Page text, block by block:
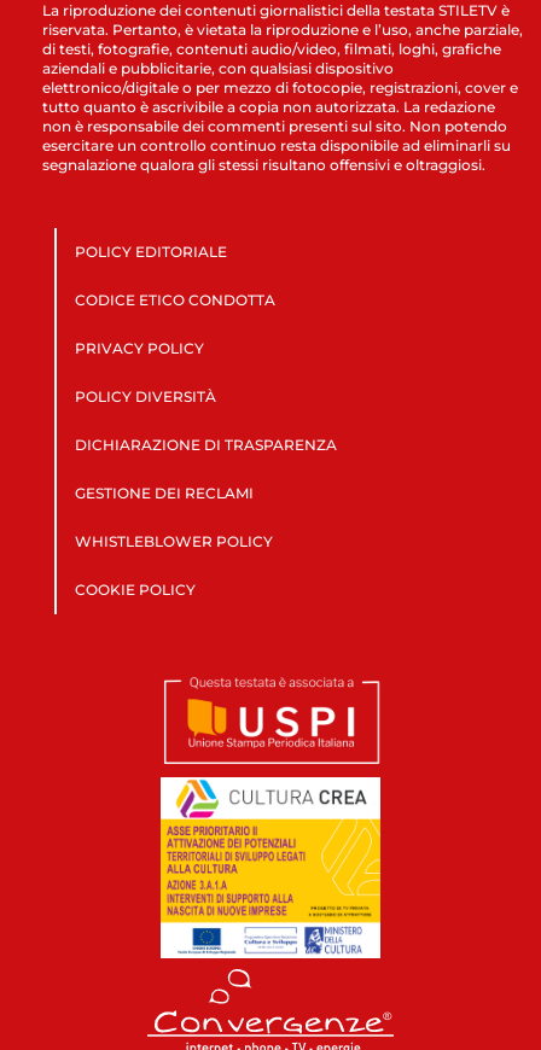
La riproduzione dei contenuti giornalistici della testata STILETV è
riservata. Pertanto, è vietata la riproduzione e l’uso, anche parziale,
di testi, fotografie, contenuti audio/video, filmati, loghi, grafiche
aziendali e pubblicitarie, con qualsiasi dispositivo
elettronico/digitale o per mezzo di fotocopie, registrazioni, cover e
tutto quanto è ascrivibile a copia non autorizzata. La redazione
non è responsabile dei commenti presenti sul sito. Non potendo
esercitare un controllo continuo resta disponibile ad eliminarli su
segnalazione qualora gli stessi risultano offensivi e oltraggiosi.
POLICY EDITORIALE
CODICE ETICO CONDOTTA
PRIVACY POLICY
POLICY DIVERSITÀ
DICHIARAZIONE DI TRASPARENZA
GESTIONE DEI RECLAMI
WHISTLEBLOWER POLICY
COOKIE POLICY